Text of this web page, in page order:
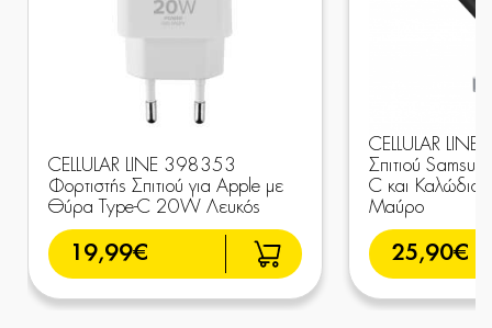
CELLULAR LINE 398353
Φορτιστής Σπιτιού για Apple με
Θύρα Type-C 20W Λευκός
19,99€
CELLULAR LINE
Σπιτιού
C και Καλώδιο
Μαύρο
25,90€